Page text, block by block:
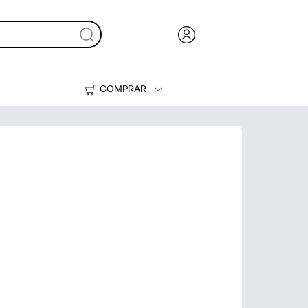
COMPRAR
Impresoras